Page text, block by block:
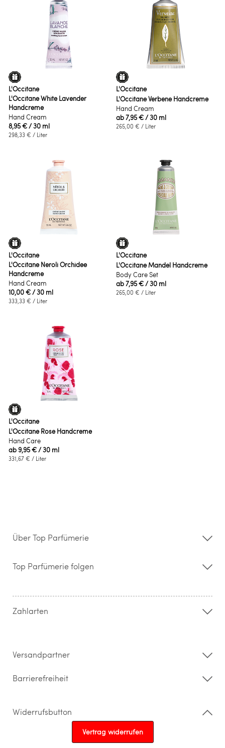
L'Occitane
L'Occitane White Lavender
Handcreme
Hand Cream
8,95 € / 30 ml
298,33 € / Liter
L'Occitane
L'Occitane Verbene Handcreme
Hand Cream
ab7,95 € / 30 ml
265,00 € / Liter
L'Occitane
L'Occitane Neroli Orchidee
Handcreme
Hand Cream
10,00 € / 30 ml
333,33 € / Liter
L'Occitane
L'Occitane Mandel Handcreme
Body Care Set
ab7,95 € / 30 ml
265,00 € / Liter
L'Occitane
L'Occitane Rose Handcreme
Hand Care
ab9,95 € / 30 ml
331,67 € / Liter
Über Top Parfümerie
Storefinder
Kontakt
Widerrufsrecht & Rückgabebedingungen
Top Parfümerie folgen
Zahlarten
Versandpartner
Barrierefreiheit
Widerrufsbutton
Vertrag widerrufen